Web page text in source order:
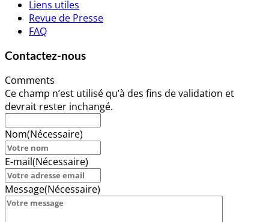
Liens utiles
Revue de Presse
FAQ
Contactez-nous
Comments
Ce champ n’est utilisé qu’à des fins de validation et
devrait rester inchangé.
Nom(Nécessaire)
E-mail(Nécessaire)
Message(Nécessaire)